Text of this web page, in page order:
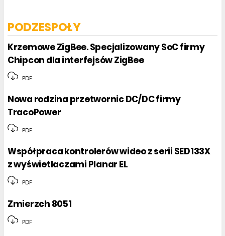
PODZESPOŁY
Krzemowe ZigBee. Specjalizowany SoC firmy
Chipcon dla interfejsów ZigBee
PDF
Nowa rodzina przetwornic DC/DC firmy
TracoPower
PDF
Współpraca kontrolerów wideo z serii SED133X
z wyświetlaczami Planar EL
PDF
Zmierzch 8051
PDF